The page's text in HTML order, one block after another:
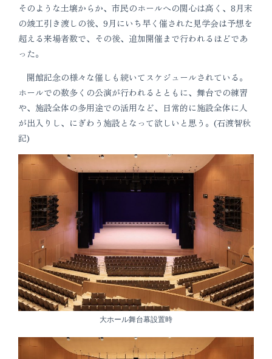
そのような土壌からか、市民のホールへの関心は高く、8月末
の竣工引き渡しの後、9月にいち早く催された見学会は予想を
超える来場者数で、その後、追加開催まで行われるほどであ
った。
開館記念の様々な催しも続いてスケジュールされている。
ホールでの数多くの公演が行われるとともに、舞台での練習
や、施設全体の多用途での活用など、日常的に施設全体に人
が出入りし、にぎわう施設となって欲しいと思う。(石渡智秋
記)
大ホール舞台幕設置時